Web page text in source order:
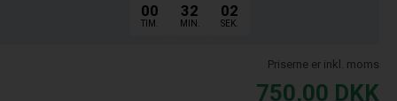
00
TIM.
32
MIN.
01
SEK.
Priserne er inkl. moms
750,00 DKK